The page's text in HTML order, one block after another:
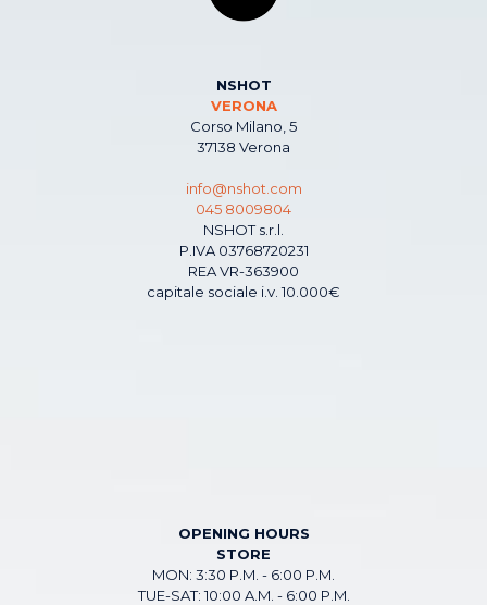
NSHOT
VERONA
Corso Milano, 5
37138 Verona
info@nshot.com
045 8009804
NSHOT s.r.l.
P.IVA 03768720231
REA VR-363900
capitale sociale i.v. 10.000€
OPENING HOURS
STORE
MON: 3:30 P.M. - 6:00 P.M.
TUE-SAT: 10:00 A.M. - 6:00 P.M.